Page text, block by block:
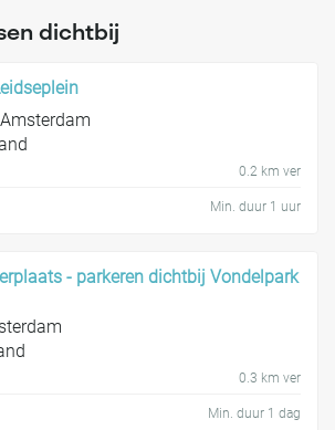
dichtbij
0.2 km ver
Min. duur 1 uur
- parkeren dichtbij Vondelpark
0.3 km ver
Min. duur 1 dag